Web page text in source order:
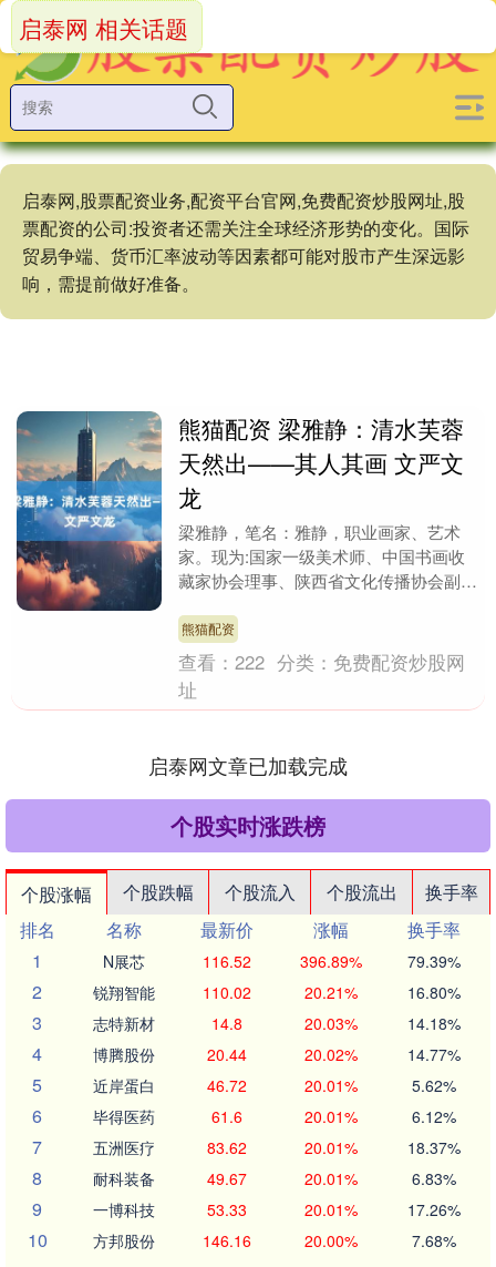
启泰网,股票配资业务,配资平台官网,免费配资炒股网址,股
票配资的公司:投资者还需关注全球经济形势的变化。国际
贸易争端、货币汇率波动等因素都可能对股市产生深远影
响，需提前做好准备。
启泰网 相关话题
熊猫配资 梁雅静：清水芙蓉
天然出——其人其画 文严文
龙
梁雅静，笔名：雅静，职业画家、艺术
家。现为:国家一级美术师、中国书画收
藏家协会理事、陕西省文化传播协会副会
画艺术协会副主席、....
熊猫配资
查看：222 分类： 免费配资炒股网
址
启泰网文章已加载完成
个股实时涨跌榜
个股涨幅 个股跌幅 个股流入 个股流出
换手率
排名
名称 最新价 涨幅
换手率
1
N展芯 116.52 396.89% 79.39%
2 锐翔智能 110.02 20.21% 16.80%
3 志特新材 14.8 20.03% 14.18%
4 博腾股份 20.44 20.02% 14.77%
5 近岸蛋白 46.72 20.01% 5.62%
6 毕得医药 61.6 20.01% 6.12%
7 五洲医疗 83.62 20.01% 18.37%
8 耐科装备 49.67 20.01% 6.83%
9 一博科技 53.33 20.01% 17.26%
10 方邦股份 146.16 20.00% 7.68%